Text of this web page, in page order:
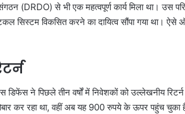
(DRDO) से भी एक महत्वपूर्ण कार्य मिला था। उस
सिस्टम विकसित करने का दायित्व सौंपा गया था। ऐसे
ने पिछले तीन वर्षों में निवेशकों को उल्लेखनीय
कर रहा था, वहीं अब यह 900 रुपये के ऊपर पहुंच चुका